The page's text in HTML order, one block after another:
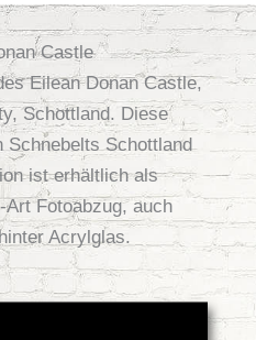
Castle
Eilean Donan Castle,
Schottland. Diese
Schnebelts Schottland
ist erhältlich als
Fotoabzug, auch
Acrylglas.